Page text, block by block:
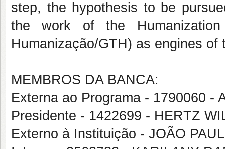
step, the hypothesis to be
the work of the
Humanização/GTH) as engines
MEMBROS DA BANCA:
Externa ao Programa - 1790060 -
Presidente - 1422699 - HERTZ
Externo à Instituição - JOÃO